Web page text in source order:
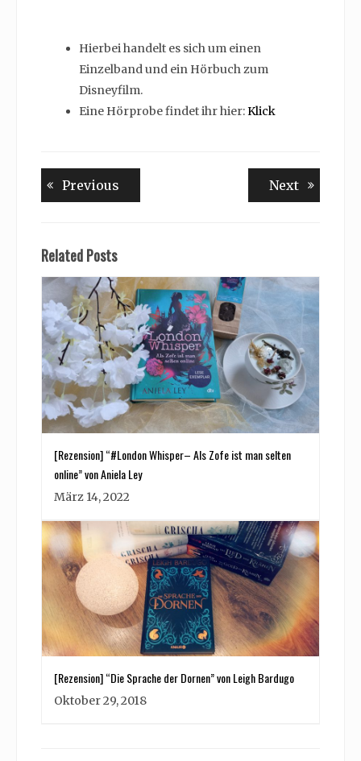
Hierbei handelt es sich um einen
Einzelband und ein Hörbuch zum
Disneyfilm.
Eine Hörprobe findet ihr hier:Klick
Beitragsnavigation
Previous NextNext
Related Posts
[Rezension] “#London Whisper– Als Zofe ist man selten
online” von Aniela Ley
März 14, 2022
[Rezension] “Die Sprache der Dornen” von Leigh Bardugo
Oktober 29, 2018